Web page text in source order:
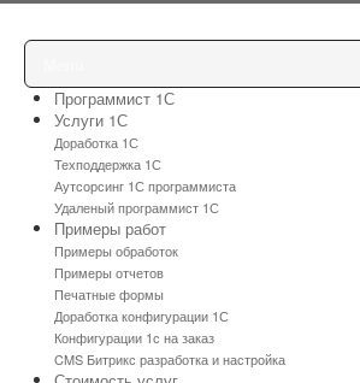
Программист 1С
Услуги 1С
Доработка 1С
Техподдержка 1С
Аутсорсинг 1С программиста
Удаленый программист 1С
Примеры работ
Примеры обработок
Примеры отчетов
Печатные формы
Доработка конфигурации 1С
Конфигурации 1с на заказ
CMS Битрикс разработка и настройка